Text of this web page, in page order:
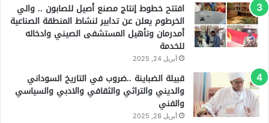
افتتح خطوط إنتاج مصنع أصيل للصابون .. والي
الخرطوم يعلن عن تدابير لنشاط المنطقة الصناعية
أمدرمان وتأهيل المستشفى الصيني وادخاله
للخدمة
أبريل 24, 2025
قبيلة الضباينة ..ضروب في التاريخ السوداني
والديني والتراثي والثقافي والادبي والسياسي
والفني
أبريل 28, 2025